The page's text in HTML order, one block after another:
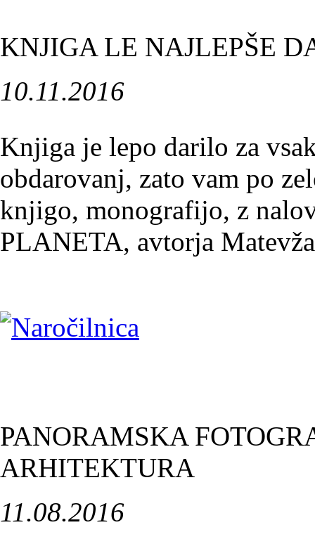
KNJIGA LE NAJLEPŠE
10.11.2016
Knjiga je lepo darilo za
obdarovanj, zato vam po
knjigo, monografijo, z
PLANETA, avtorja
PANORAMSKA
ARHITEKTURA
11.08.2016